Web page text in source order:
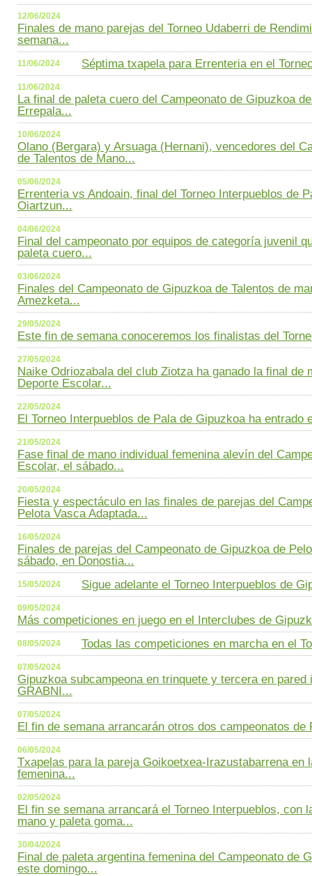
12/06/2024
Finales de mano parejas del Torneo Udaberri de
semana...
11/06/2024 Séptima txapela para Errenteria en el
11/06/2024
La final de paleta cuero del Campeonato de Gipuzkoa
Errepala...
10/06/2024
Olano (Bergara) y Arsuaga (Hernani), vencedores del
de Talentos de Mano...
05/06/2024
Errenteria vs Andoain, final del Torneo Interpueblos de
Oiartzun...
04/06/2024
Final del campeonato por equipos de categoría juvenil
paleta cuero...
03/06/2024
Finales del Campeonato de Gipuzkoa de Talentos de
Amezketa...
29/05/2024
Este fin de semana conoceremos los finalistas del
27/05/2024
Naike Odriozabala del club Ziotza ha ganado la final de
Deporte Escolar...
22/05/2024
El Torneo Interpueblos de Pala de Gipuzkoa ha entrado
21/05/2024
Fase final de mano individual femenina alevín del
Escolar, el sábado...
20/05/2024
Fiesta y espectáculo en las finales de parejas del
Pelota Vasca Adaptada...
16/05/2024
Finales de parejas del Campeonato de Gipuzkoa de
sábado, en Donostia...
15/05/2024 Sigue adelante el Torneo Interpueblos de
09/05/2024
Más competiciones en juego en el Interclubes de
08/05/2024 Todas las competiciones en marcha en el
07/05/2024
Gipuzkoa subcampeona en trinquete y tercera en pared
GRABNI...
07/05/2024
El fin de semana arrancarán otros dos campeonatos de
06/05/2024
Txapelas para la pareja Goikoetxea-Irazustabarrena en
femenina...
02/05/2024
El fin se semana arrancará el Torneo Interpueblos, con
mano y paleta goma...
30/04/2024
Final de paleta argentina femenina del Campeonato de
este domingo...